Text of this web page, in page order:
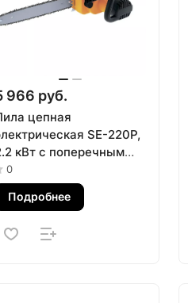
966 руб.
цепная
SE-220P,
кВт с поперечным
16, 40 см, 13
с Denzel
0
Подробнее